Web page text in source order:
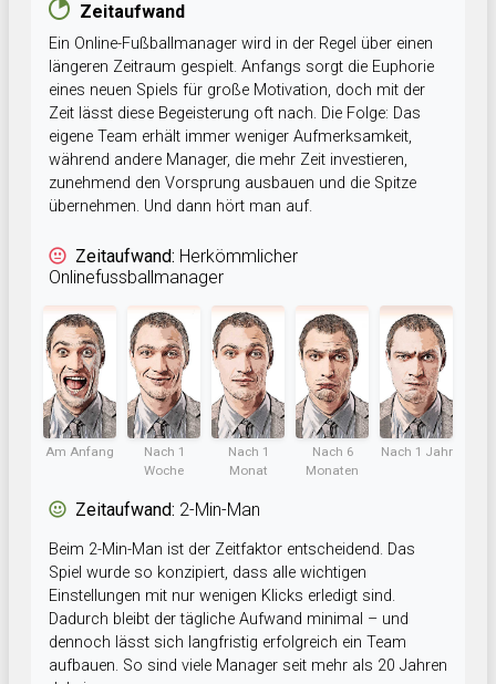
Zeitaufwand
Ein Online-Fußballmanager wird in der Regel über einen
längeren Zeitraum gespielt. Anfangs sorgt die Euphorie
eines neuen Spiels für große Motivation, doch mit der
Zeit lässt diese Begeisterung oft nach. Die Folge: Das
eigene Team erhält immer weniger Aufmerksamkeit,
während andere Manager, die mehr Zeit investieren,
zunehmend den Vorsprung ausbauen und die Spitze
übernehmen. Und dann hört man auf.
Zeitaufwand: Herkömmlicher
Onlinefussballmanager
Am Anfang
Nach 1
Woche
Nach 1
Monat
Nach 6
Monaten
Nach 1 Jahr
Zeitaufwand: 2-Min-Man
Beim 2-Min-Man ist der Zeitfaktor entscheidend. Das
Spiel wurde so konzipiert, dass alle wichtigen
Einstellungen mit nur wenigen Klicks erledigt sind.
Dadurch bleibt der tägliche Aufwand minimal – und
dennoch lässt sich langfristig erfolgreich ein Team
aufbauen. So sind viele Manager seit mehr als 20 Jahren